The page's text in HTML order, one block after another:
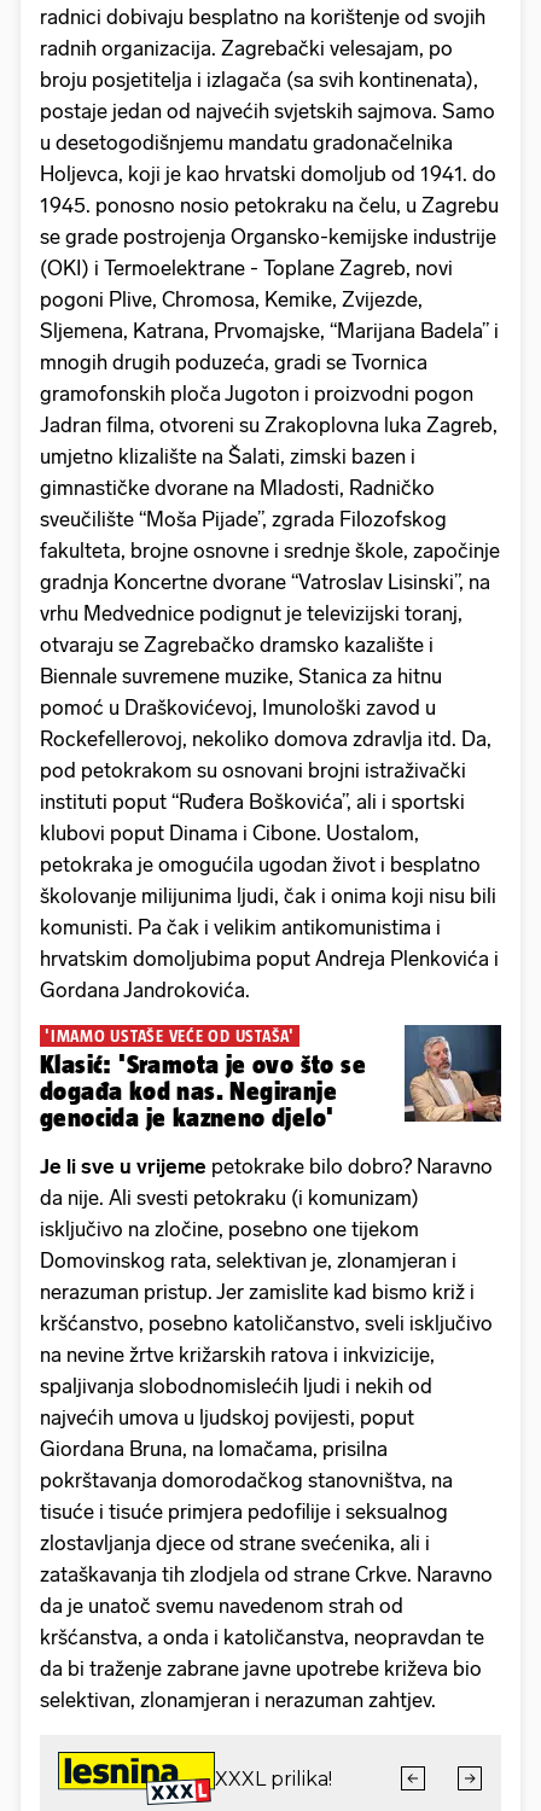
radnici dobivaju besplatno na korištenje od svojih
radnih organizacija. Zagrebački velesajam, po
broju posjetitelja i izlagača (sa svih kontinenata),
postaje jedan od najvećih svjetskih sajmova. Samo
u desetogodišnjemu mandatu gradonačelnika
Holjevca, koji je kao hrvatski domoljub od 1941. do
1945. ponosno nosio petokraku na čelu, u Zagrebu
se grade postrojenja Organsko-kemijske industrije
(OKI) i Termoelektrane - Toplane Zagreb, novi
pogoni Plive, Chromosa, Kemike, Zvijezde,
Sljemena, Katrana, Prvomajske, “Marijana Badela” i
mnogih drugih poduzeća, gradi se Tvornica
gramofonskih ploča Jugoton i proizvodni pogon
Jadran filma, otvoreni su Zrakoplovna luka Zagreb,
umjetno klizalište na Šalati, zimski bazen i
gimnastičke dvorane na Mladosti, Radničko
sveučilište “Moša Pijade”, zgrada Filozofskog
fakulteta, brojne osnovne i srednje škole, započinje
gradnja Koncertne dvorane “Vatroslav Lisinski”, na
vrhu Medvednice podignut je televizijski toranj,
otvaraju se Zagrebačko dramsko kazalište i
Biennale suvremene muzike, Stanica za hitnu
pomoć u Draškovićevoj, Imunološki zavod u
Rockefellerovoj, nekoliko domova zdravlja itd. Da,
pod petokrakom su osnovani brojni istraživački
instituti poput “Ruđera Boškovića”, ali i sportski
klubovi poput Dinama i Cibone. Uostalom,
petokraka je omogućila ugodan život i besplatno
školovanje milijunima ljudi, čak i onima koji nisu bili
komunisti. Pa čak i velikim antikomunistima i
hrvatskim domoljubima poput Andreja Plenkovića i
Gordana Jandrokovića.
'IMAMO USTAŠE VEĆE OD USTAŠA'
Klasić: 'Sramota je ovo što se
događa kod nas. Negiranje
genocida je kazneno djelo'
Je li sve u vrijeme petokrake bilo dobro? Naravno
da nije. Ali svesti petokraku (i komunizam)
isključivo na zločine, posebno one tijekom
Domovinskog rata, selektivan je, zlonamjeran i
nerazuman pristup. Jer zamislite kad bismo križ i
kršćanstvo, posebno katoličanstvo, sveli isključivo
na nevine žrtve križarskih ratova i inkvizicije,
spaljivanja slobodnomislećih ljudi i nekih od
najvećih umova u ljudskoj povijesti, poput
Giordana Bruna, na lomačama, prisilna
pokrštavanja domorodačkog stanovništva, na
tisuće i tisuće primjera pedofilije i seksualnog
zlostavljanja djece od strane svećenika, ali i
zataškavanja tih zlodjela od strane Crkve. Naravno
da je unatoč svemu navedenom strah od
kršćanstva, a onda i katoličanstva, neopravdan te
da bi traženje zabrane javne upotrebe križeva bio
selektivan, zlonamjeran i nerazuman zahtjev.